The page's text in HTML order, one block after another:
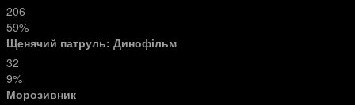
206
59%
Щенячий патруль: Динофільм
32
9%
Морозивник